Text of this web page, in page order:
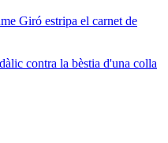
Giró estripa el carnet de
contra la bèstia d'una colla